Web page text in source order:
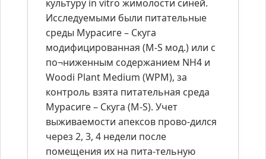
культуру in vitro жимолости синей.
Исследуемыми были питательные
среды Мурасиге – Скуга
модифицированная (M-S мод.) или с
по¬ниженным содержанием NH4 и
Woodi Plant Medium (WPM), за
контроль взята питательная среда
Мурасиге – Скуга (M-S). Учет
выживаемости апексов прово-дился
через 2, 3, 4 недели после
помещения их на пита-тельную